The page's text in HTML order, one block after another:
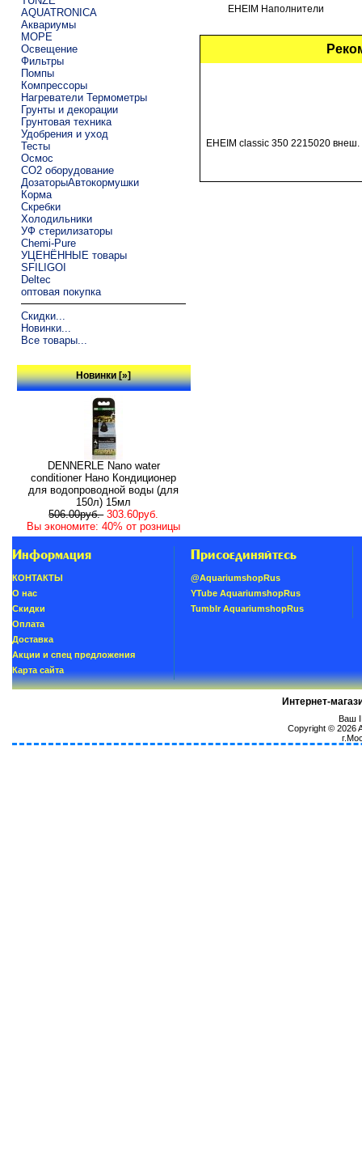
AQUATRONICA
Аквариумы
МОРЕ
Освещение
Фильтры
Помпы
Компрессоры
Нагреватели Термометры
Грунты и декорации
Грунтовая техника
Удобрения и уход
Тесты
Осмос
CO2 оборудование
ДозаторыАвтокормушки
Корма
Скребки
Холодильники
УФ стерилизаторы
Chemi-Pure
УЦЕНЁННЫЕ товары
SFILIGOI
Deltec
оптовая покупка
Скидки...
Новинки...
Все товары...
Новинки [»]
DENNERLE Nano water
conditioner Нано Кондиционер
для водопроводной воды (для
150л) 15мл
506.00руб. 303.60руб.
Вы экономите: 40% от розницы
EHEIM Наполнители
EHEIM classic 350 2215020
Информация
КОНТАКТЫ
О нас
Скидки
Oплатa
Доставка
Акции и спец предложения
Карта сайта
Присоединяйтесь
@AquariumshopRus
YTube AquariumshopRus
Tumblr AquariumshopRus
Интернет-
Ваш
Copyright © 2026